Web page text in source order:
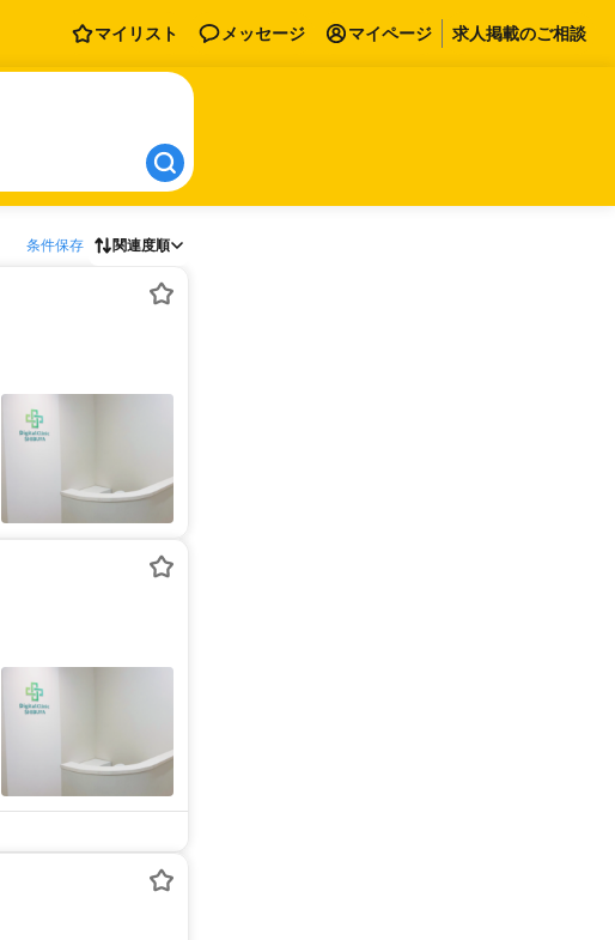
マイリスト メッセージ マイページ 求人掲載のご相談
条件保存 関連度順